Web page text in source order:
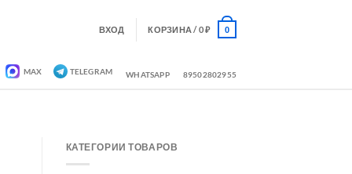
ВХОД КОРЗИНА /0₽ 0
MAX TELEGRAM WHATSAPP 89502802955
КАТЕГОРИИ ТОВАРОВ